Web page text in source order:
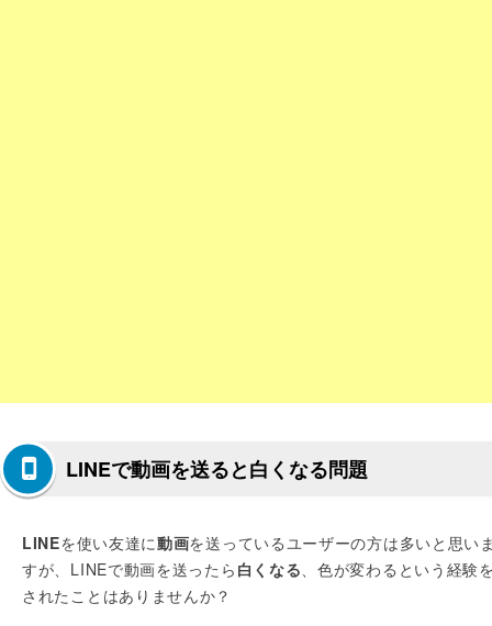
LINEで動画を送ると白くなる問題
LINEを使い友達に動画を送っているユーザーの方は多いと思い
すが、LINEで動画を送ったら 白くなる、色が変わるという経験
されたことはありませんか？